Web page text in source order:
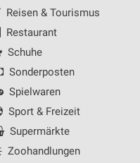
Reisen & Tourismus
Restaurant
Schuhe
Sonderposten
Spielwaren
Sport & Freizeit
Supermärkte
Zoohandlungen